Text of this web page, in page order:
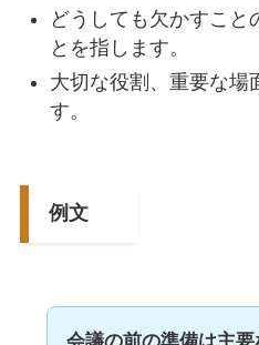
どうしても欠かすこと
とを指します。
大切な役割、重要な場
す。
例文